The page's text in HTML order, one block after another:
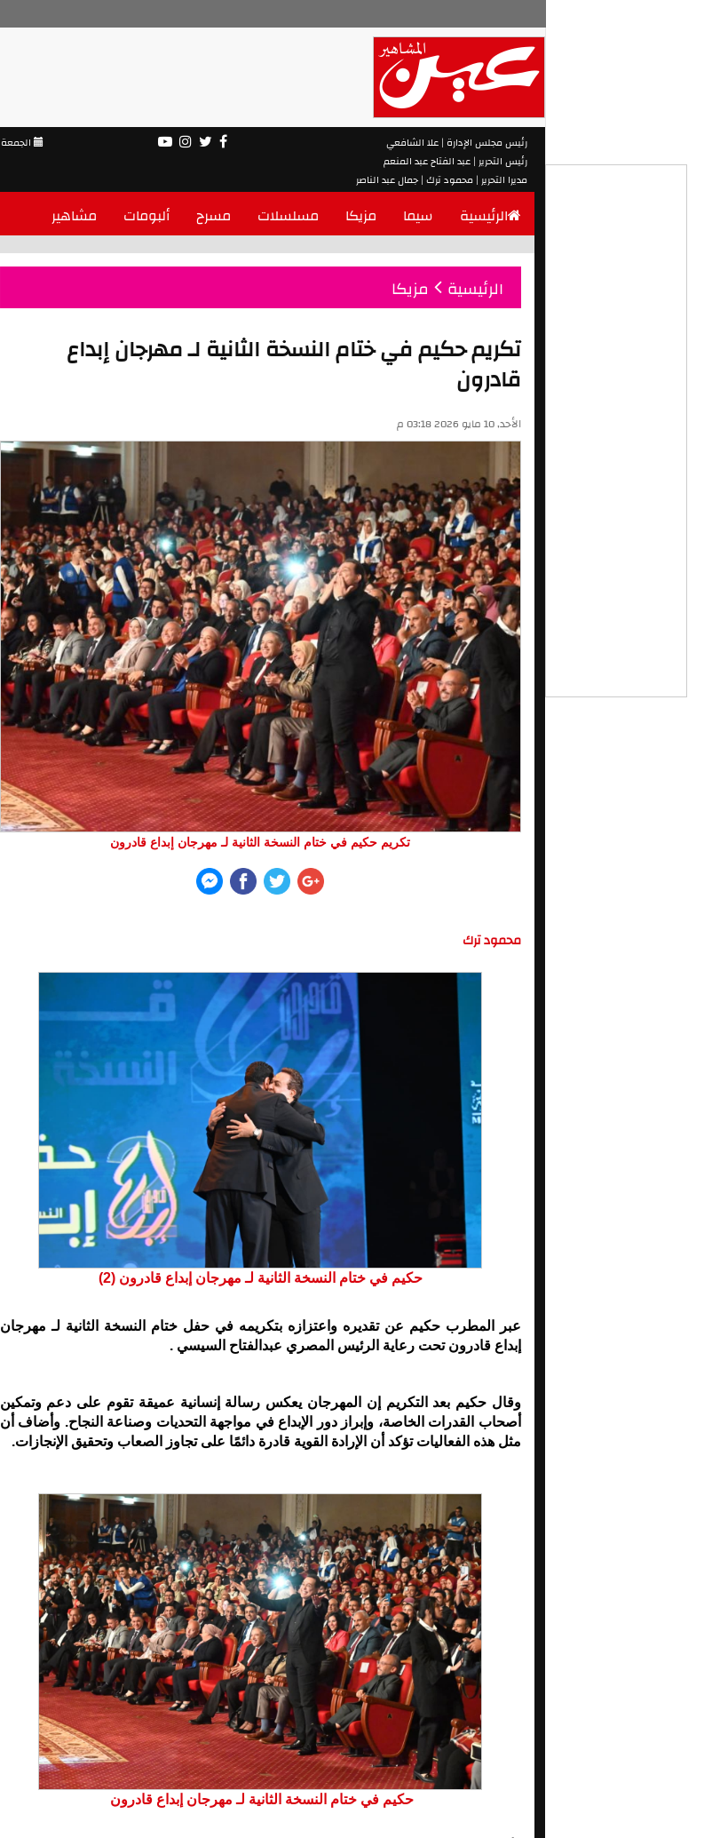
رئيس مجلس الإدارة | علا الشافعي
رئيس التحرير | عبد الفتاح عبد المنعم
مديرا التحرير | محمود ترك | جمال عبد الناصر
الرئيسية سيما مزيكا مسلسلات مسرح ألبومات مشاهير
الرئيسية مزيكا
تكريم حكيم في ختام النسخة الثانية لـ مهرجان إبداع
قادرون
الأحد, 10 مايو 2026 03:18 م
تكريم حكيم في ختام النسخة الثانية لـ مهرجان إبداع قادرون
محمود ترك
حكيم في ختام النسخة الثانية لـ مهرجان إبداع قادرون (2)
عبر المطرب حكيم عن تقديره واعتزازه بتكريمه في حفل ختام النسخة الثانية لـ مهرجان
إبداع قادرون تحت رعاية الرئيس المصري عبدالفتاح السيسي .
وقال حكيم بعد التكريم إن المهرجان يعكس رسالة إنسانية عميقة تقوم على دعم وتمكين
أصحاب القدرات الخاصة، وإبراز دور الإبداع في مواجهة التحديات وصناعة النجاح. وأضاف أن
مثل هذه الفعاليات تؤكد أن الإرادة القوية قادرة دائمًا على تجاوز الصعاب وتحقيق الإنجازات.
حكيم في ختام النسخة الثانية لـ مهرجان إبداع قادرون